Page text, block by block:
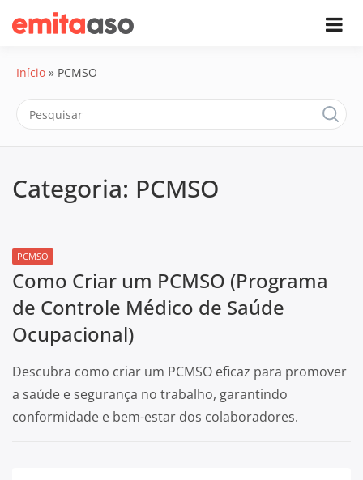
Emitaaso
Início » PCMSO
Categoria: PCMSO
PCMSO
Como Criar um PCMSO (Programa
de Controle Médico de Saúde
Ocupacional)
Descubra como criar um PCMSO eficaz para promover
a saúde e segurança no trabalho, garantindo
conformidade e bem-estar dos colaboradores.